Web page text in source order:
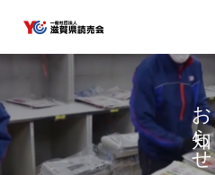
お
ら
せ